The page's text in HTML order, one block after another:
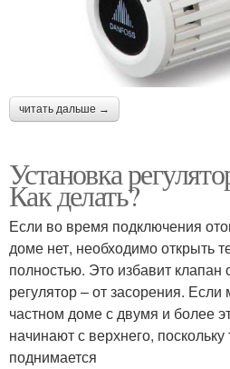
читать дальше →
Установка
Как делать?
Если во время подключения
доме нет, необходимо открыть
полностью. Это избавит
регулятор – от засорения.
частном доме с двумя и более
начинают с верхнего,
поднимается